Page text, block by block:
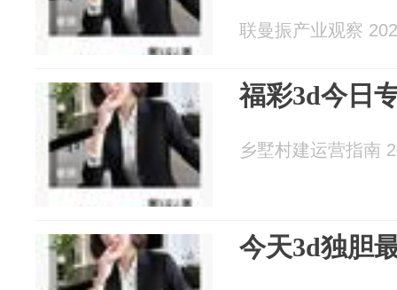
联曼振产业观察
福彩3d今日
乡墅村建运营指南
今天3d独胆